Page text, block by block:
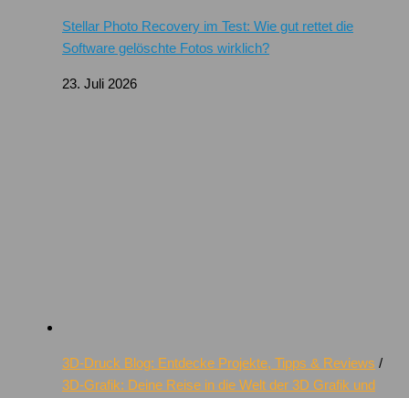
Stellar Photo Recovery im Test: Wie gut rettet die
Software gelöschte Fotos wirklich?
23. Juli 2026
3D-Druck Blog: Entdecke Projekte, Tipps & Reviews /
3D-Grafik: Deine Reise in die Welt der 3D Grafik und